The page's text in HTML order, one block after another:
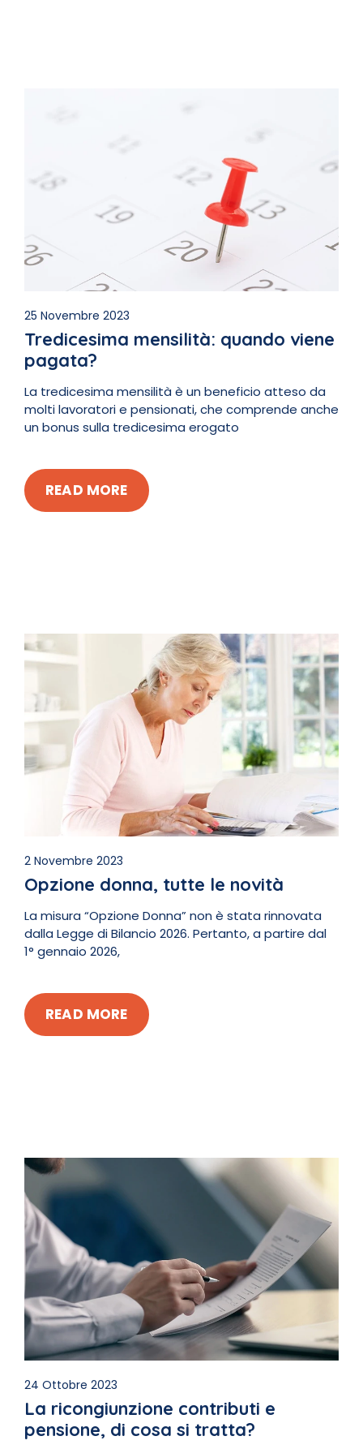
25 Novembre 2023
Tredicesima mensilità: quando viene
pagata?
La tredicesima mensilità è un beneficio atteso da
molti lavoratori e pensionati, che comprende anche
un bonus sulla tredicesima erogato
READ MORE
2 Novembre 2023
Opzione donna, tutte le novità
La misura “Opzione Donna” non è stata rinnovata
dalla Legge di Bilancio 2026. Pertanto, a partire dal
1° gennaio 2026,
READ MORE
24 Ottobre 2023
La ricongiunzione contributi e
pensione, di cosa si tratta?